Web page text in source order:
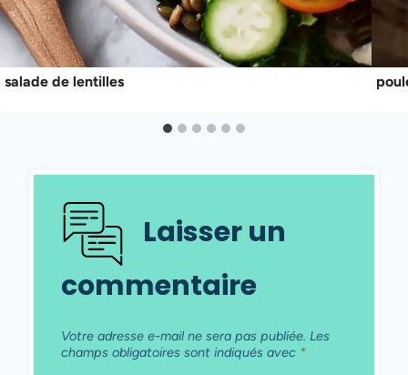
salade de lentilles
Laisser un
commentaire
Votre adresse e-mail ne sera pas publiée. Les
champs obligatoires sont indiqués avec *